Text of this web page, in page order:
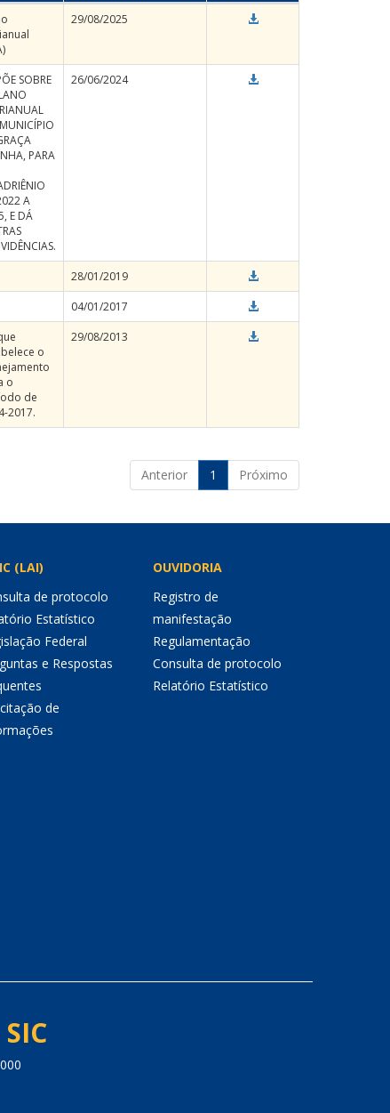
29/08/2025
SOBRE
PARA
A
E DÁ
26/06/2024
28/01/2019
04/01/2017
o
o
de
2017.
29/08/2013
Anterior
1 Próximo
(LAI)
de protocolo
Estatístico
Federal
e Respostas
de
OUVIDORIA
Registro de
manifestação
Regulamentação
Consulta de protocolo
Relatório Estatístico